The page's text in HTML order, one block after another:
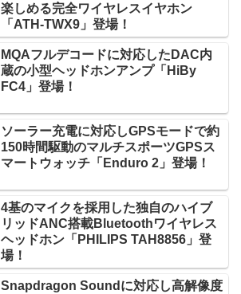
楽しめる完全ワイヤレスイヤホン
「ATH-TWX9」登場！
MQAフルデコードに対応したDAC内
蔵の小型ヘッドホンアンプ「HiBy
FC4」登場！
ソーラー充電に対応しGPSモードで約
150時間駆動のマルチスポーツGPSス
マートウォッチ「Enduro 2」登場！
4基のマイクを採用した独自のハイブ
リッドANC搭載Bluetoothワイヤレス
ヘッドホン「PHILIPS TAH8856」登
場！
Snapdragon Soundに対応し高解像度